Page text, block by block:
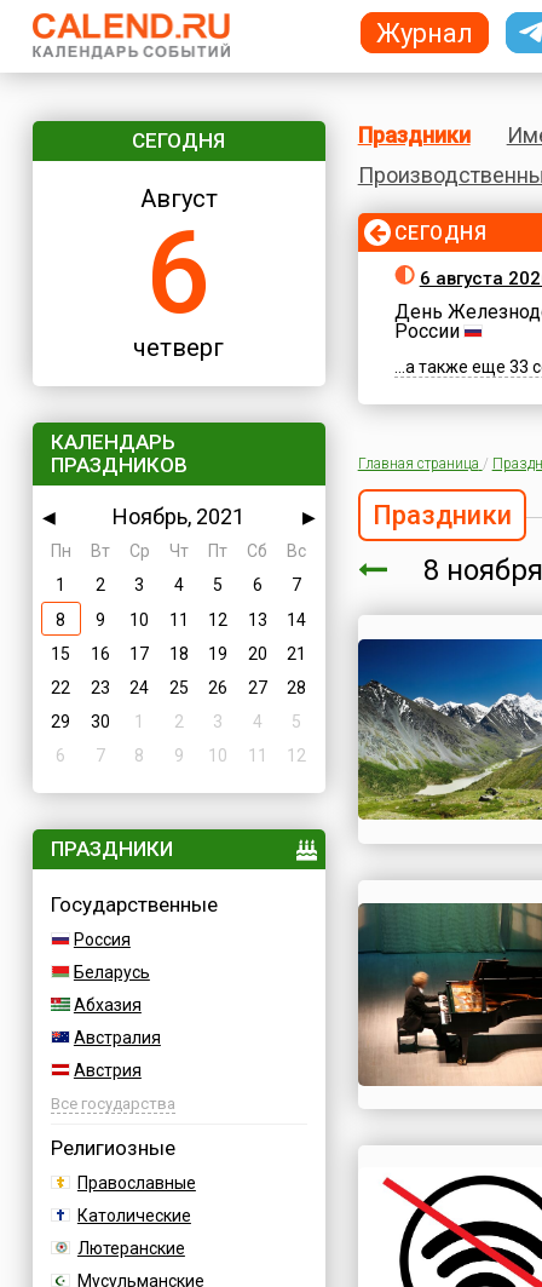
СЕГОДНЯ
Август
6
четверг
КАЛЕНДАРЬ
ПРАЗДНИКОВ
◀ Ноябрь, 2021
▶
Пн
Вт Ср Чт Пт Сб
Вс
1
2 3 4 5 6
7
8
9 10 11 12 13
14
15
16 17 18 19 20
21
22
23 24 25 26 27
28
29
30 1 2 3 4
5
6
7 8 9 10 11 12
ПРАЗДНИКИ
Государственные
Россия
Беларусь
Абхазия
Австралия
Австрия
Азербайджан
Все государства
Религиозные
Православные
Католические
Лютеранские
Мусульманские
Праздники
СЕГОДНЯ
6 августа
День
России
...а также еще 33
Главная страница /
Праздники
8
Журнал